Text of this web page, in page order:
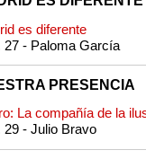
es diferente
27 - Paloma García
PRESENCIA
La compañía de la
29 - Julio Bravo